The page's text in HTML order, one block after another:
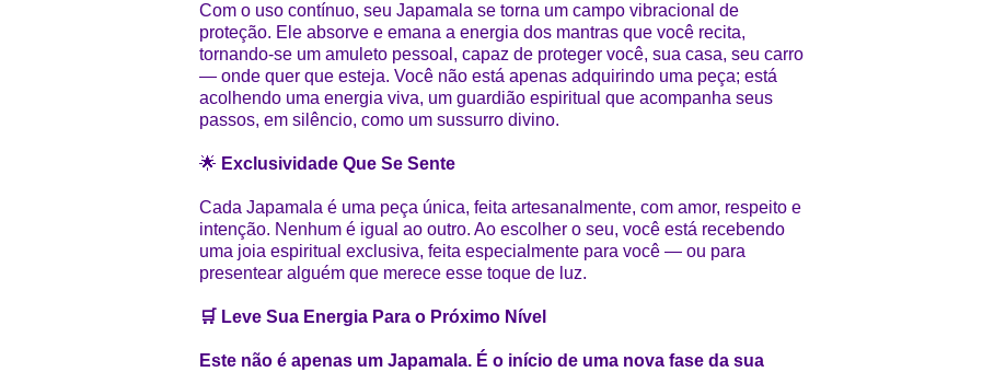
Com o uso contínuo, seu Japamala se torna um campo vibracional de
proteção. Ele absorve e emana a energia dos mantras que você recita,
tornando-se um amuleto pessoal, capaz de proteger você, sua casa, seu carro
— onde quer que esteja. Você não está apenas adquirindo uma peça; está
acolhendo uma energia viva, um guardião espiritual que acompanha seus
passos, em silêncio, como um sussurro divino.
🌟 Exclusividade Que Se Sente
Cada Japamala é uma peça única, feita artesanalmente, com amor, respeito e
intenção. Nenhum é igual ao outro. Ao escolher o seu, você está recebendo
uma joia espiritual exclusiva, feita especialmente para você — ou para
presentear alguém que merece esse toque de luz.
🛒 Leve Sua Energia Para o Próximo Nível
Este não é apenas um Japamala. É o início de uma nova fase da sua